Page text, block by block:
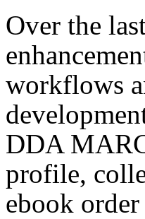
Over the
workflows
DDA
profile,
ebook